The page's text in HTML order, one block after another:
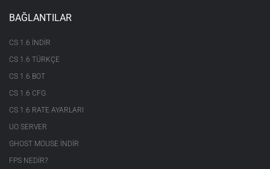
BAĞLANTILAR
CS 1.6 INDIR
CS 1.6 TÜRKÇE
CS 1.6 BOT
CS 1.6 CFG
CS 1.6 RATE AYARLARI
UO SERVER
GHOST MOUSE INDIR
FPS NEDIR?